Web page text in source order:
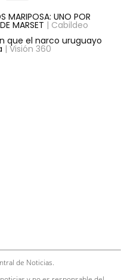
MARIPOSA: UNO POR
MARSET | Cabildeo
que el narco uruguayo
| Visión 360
de Noticias.